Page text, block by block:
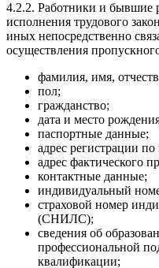
4.2.2. Работники и бывшие
исполнения трудового
иных непосредственно
осуществления
фамилия, имя,
пол;
гражданство;
дата и место
паспортные данные;
адрес регистрации по
адрес фактического
контактные данные;
индивидуальный
страховой номер
(СНИЛС);
сведения об
профессиональной
квалификации;